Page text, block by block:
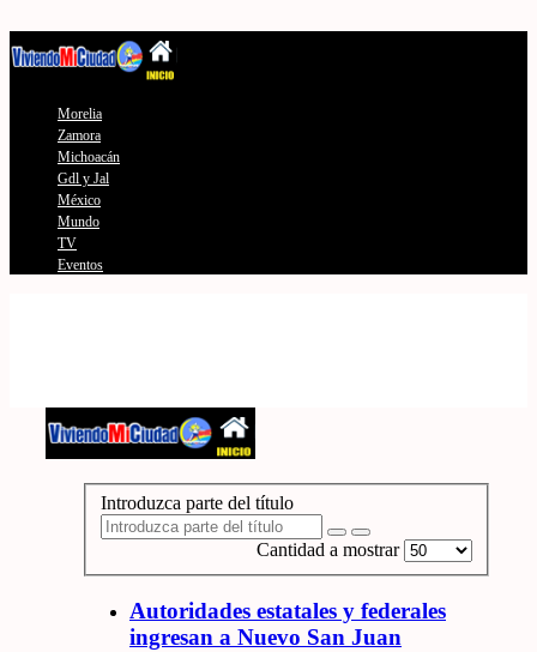
Morelia
Zamora
Michoacán
Gdl y Jal
México
Mundo
TV
Eventos
Introduzca parte del título
Cantidad a mostrar
Autoridades estatales y federales
ingresan a Nuevo San Juan